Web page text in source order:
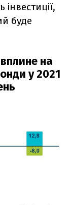
буде
на
у 2021